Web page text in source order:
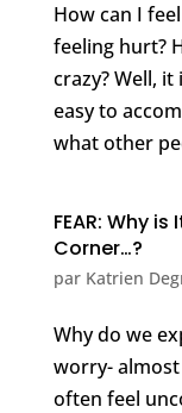
How can I
feeling hurt?
crazy? Well,
easy to
what other
FEAR: Why
Corner…?
par Katrien
Why do we
worry- almost
often feel